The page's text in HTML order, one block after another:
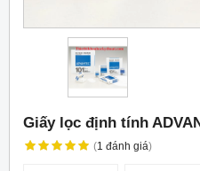
Giấy lọc định tính
(1 đánh giá)